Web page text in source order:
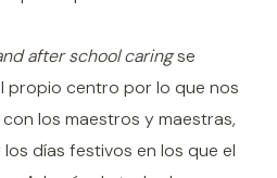
after school caringse
propio centro por lo que nos
los maestros y maestras,
días festivos en los que el